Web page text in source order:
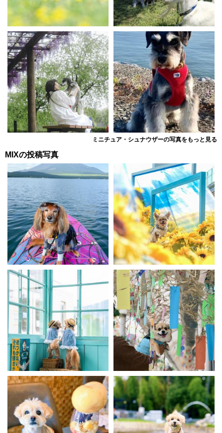
ミニチュア・シュナウザーの写真をもっと見る
MIXの投稿写真